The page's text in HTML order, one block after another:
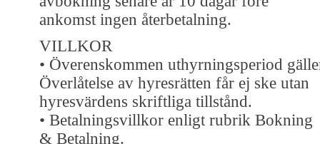
ankomst ingen återbetalning.
VILLKOR
• Överenskommen uthyrningsperiod
Överlåtelse av hyresrätten får ej ske utan
hyresvärdens skriftliga tillstånd.
• Betalningsvillkor enligt rubrik Bokning
& Betalning.